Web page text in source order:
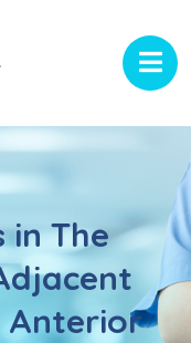
in The
Anterior